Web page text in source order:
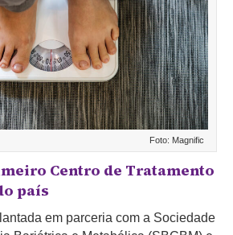
Foto: Magnific
Centro de Tratamento
país
em parceria com a Sociedade